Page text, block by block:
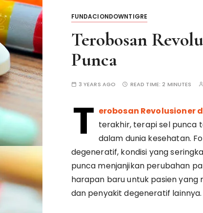
t
e
n
t
FUNDACIONDOWNTIGRE
Terobosan
Punca
3 YEARS AGO READ TIME:2 MINUTES
T erobosan Revolusioner
terakhir, terapi sel punca
dalam dunia kesehatan.
degeneratif, kondisi yang
punca menjanjikan perubahan
harapan baru untuk pasien yang
dan penyakit degeneratif lainnya.